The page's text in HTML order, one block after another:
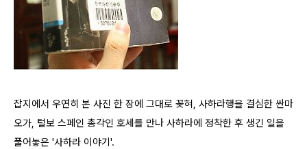
잡지에서 우연히 본 사진 한 장에 그대로 꽂혀, 사하라행을 결심한 싼마
오가, 털보 스페인 총각인 호세를 만나 사하라에 정착한 후 생긴 일을
풀어놓은 '사하라 이야기'.